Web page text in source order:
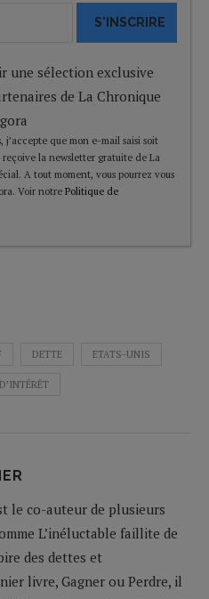
S'INSCRIRE
une sélection exclusive
de La Chronique
que mon e-mail saisi soit
la newsletter gratuite de La
A tout moment, vous pourrez vous
Voir notre Politique de
DETTE ETATS-UNIS
le co-auteur de plusieurs
L’inéluctable faillite de
des dettes et
livre, Gagner ou Perdre, il